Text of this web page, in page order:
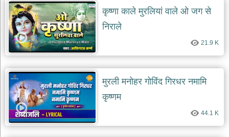
बाबा
बालक
नाथ
भजन
baba
balak
देश
भक्ति
भजन
patriotic
bhajans
कृष्णा काले मुरलियां वाले ओ जग से
निराले
21.9 K
मुरली मनोहर गोविंद गिरधर नमामि
कृष्णम
44.1 K